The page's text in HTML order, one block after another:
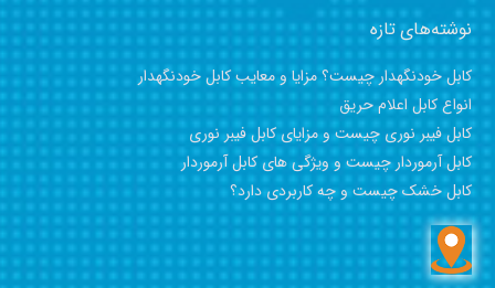
نوشته‌های تازه
کابل خودنگهدار چیست؟ مزایا و معایب کابل خودنگهدار
انواع کابل اعلام حریق
کابل فیبر نوری چیست و مزایای کابل فیبر نوری
کابل آرموردار چیست و ویژگی های کابل آرموردار
کابل خشک چیست و چه کاربردی دارد؟